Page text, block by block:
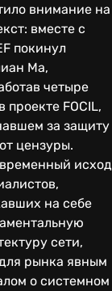
внимание на
вместе с
покинул
Ма,
четыре
проекте FOCIL,
за защиту
цензуры.
исход
на себе
сети,
рынка явным
о системном